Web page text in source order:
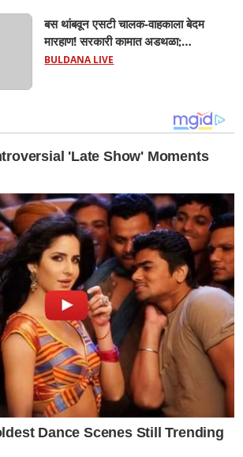
बस थांबवून एसटी चालक-वाहकाला बेदम
मारहाण! सरकारी कामात अडथळा;
प्रवाशांसमोर धिंगाणा घालणाऱ्या तिघांविरुद्ध
BULDANA LIVE